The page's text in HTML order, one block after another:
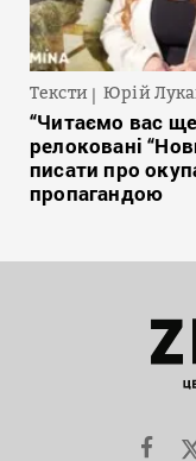
Тексти Юрій
“Читаємо вас
релоковані
писати про
пропагандою